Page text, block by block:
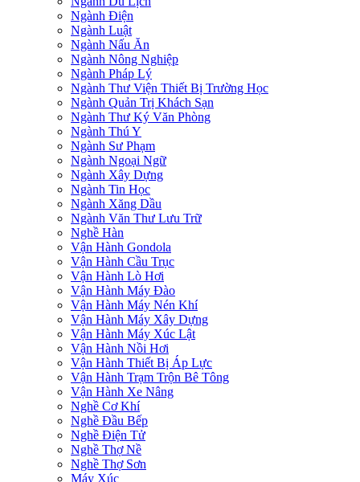
Ngành Điện
Ngành Luật
Ngành Nấu Ăn
Ngành Nông Nghiệp
Ngành Pháp Lý
Ngành Thư Viện Thiết Bị Trường Học
Ngành Quản Trị Khách Sạn
Ngành Thư Ký Văn Phòng
Ngành Thú Y
Ngành Sư Phạm
Ngành Ngoại Ngữ
Ngành Xây Dựng
Ngành Tin Học
Ngành Xăng Dầu
Ngành Văn Thư Lưu Trữ
Nghề Hàn
Vận Hành Gondola
Vận Hành Cầu Trục
Vận Hành Lò Hơi
Vận Hành Máy Đào
Vận Hành Máy Nén Khí
Vận Hành Máy Xây Dựng
Vận Hành Máy Xúc Lật
Vận Hành Nồi Hơi
Vận Hành Thiết Bị Áp Lực
Vận Hành Trạm Trộn Bê Tông
Vận Hành Xe Nâng
Nghề Cơ Khí
Nghề Đầu Bếp
Nghề Điện Tử
Nghề Thợ Nề
Nghề Thợ Sơn
Máy Xúc